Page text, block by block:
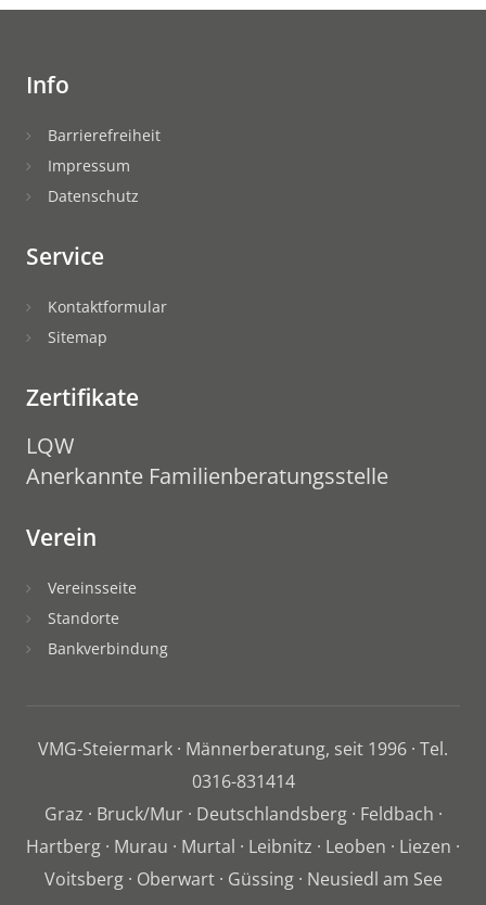
Info
Barrierefreiheit
Impressum
Datenschutz
Service
Kontaktformular
Sitemap
Zertifikate
LQW
Anerkannte Familienberatungsstelle
Verein
Vereinsseite
Standorte
Bankverbindung
VMG-Steiermark · Männerberatung, seit 1996 · Tel.
0316-831414
Graz · Bruck/Mur · Deutschlandsberg · Feldbach ·
Hartberg · Murau · Murtal · Leibnitz · Leoben · Liezen ·
Voitsberg · Oberwart · Güssing · Neusiedl am See